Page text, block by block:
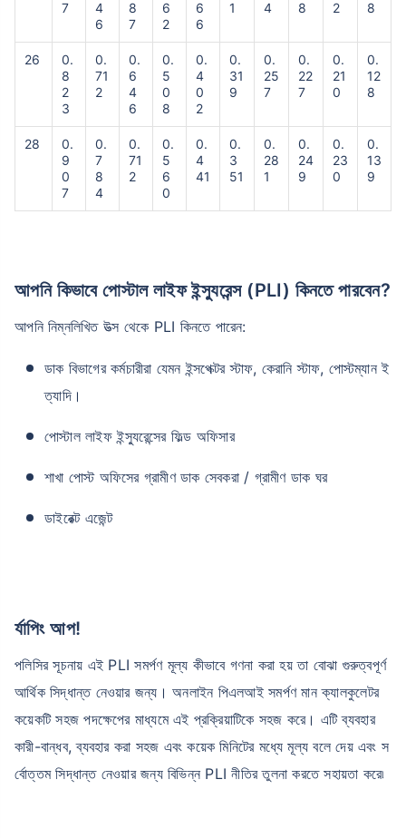
7
4
6
8
7
6
2
6
6
1
4
8
2
8
26
0.
8
2
3
0.
71
2
0.
6
4
6
0.
5
0
8
0.
4
0
2
0.
31
9
0.
25
7
0.
22
7
0.
21
0
0.
12
8
28
0.
9
0
7
0.
7
8
4
0.
71
2
0.
5
6
0
0.
4
41
0.
3
51
0.
28
1
0.
24
9
0.
23
0
0.
13
9
আপনি কিভাবে পোস্টাল লাইফ ইন্স্যুরেন্স (PLI) কিনতে পারবেন?
আপনি নিম্নলিখিত উত্স থেকে PLI কিনতে পারেন:
ডাক বিভাগের কর্মচারীরা যেমন ইন্সপেক্টর স্টাফ, কেরানি স্টাফ, পোস্টম্যান ই
ত্যাদি।
পোস্টাল লাইফ ইন্স্যুরেন্সের ফিল্ড অফিসার
শাখা পোস্ট অফিসের গ্রামীণ ডাক সেবকরা / গ্রামীণ ডাক ঘর
ডাইরেক্ট এজেন্ট
র্যাপিং আপ!
পলিসির সূচনায় এই PLI সমর্পণ মূল্য কীভাবে গণনা করা হয় তা বোঝা গুরুত্বপূর্ণ
আর্থিক সিদ্ধান্ত নেওয়ার জন্য। অনলাইন পিএলআই সমর্পণ মান ক্যালকুলেটর
কয়েকটি সহজ পদক্ষেপের মাধ্যমে এই প্রক্রিয়াটিকে সহজ করে। এটি ব্যবহার
কারী-বান্ধব, ব্যবহার করা সহজ এবং কয়েক মিনিটের মধ্যে মূল্য বলে দেয় এবং স
র্বোত্তম সিদ্ধান্ত নেওয়ার জন্য বিভিন্ন PLI নীতির তুলনা করতে সহায়তা করে৷